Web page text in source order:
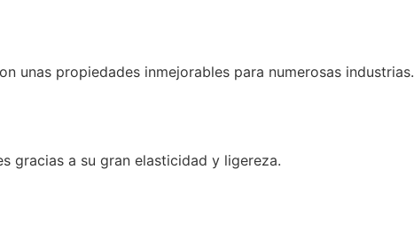
unas propiedades inmejorables para numerosas industrias.
gracias a su gran elasticidad y ligereza.